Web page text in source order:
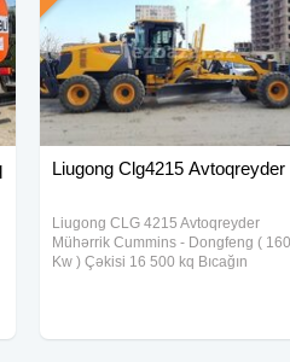
Liugong Clg4215 Avtoqreyder
Liugong CLG 4215 Avtoqreyder
Mühərrik Cummins - Dongfeng ( 160
Kw ) Çəkisi 16 500 kq Bıcağın
dişli ripper ,